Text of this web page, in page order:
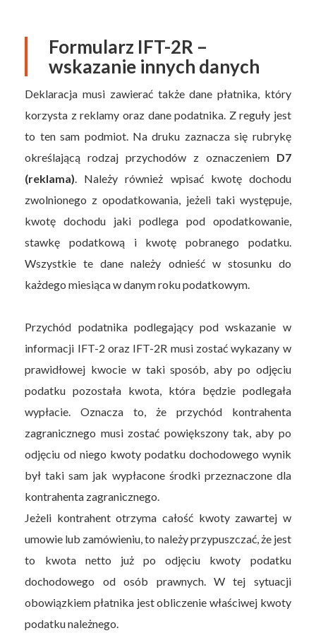
Formularz IFT-2R –
wskazanie innych danych
Deklaracja musi zawierać także dane płatnika, który
korzysta z reklamy oraz dane podatnika. Z reguły jest
to ten sam podmiot. Na druku zaznacza się rubrykę
określającą rodzaj przychodów z oznaczeniem D7
(reklama) . Należy również wpisać kwotę dochodu
zwolnionego z opodatkowania, jeżeli taki występuje,
kwotę dochodu jaki podlega pod opodatkowanie,
stawkę podatkową i kwotę pobranego podatku.
Wszystkie te dane należy odnieść w stosunku do
każdego miesiąca w danym roku podatkowym.
Przychód podatnika podlegający pod wskazanie w
informacji IFT-2 oraz IFT-2R musi zostać wykazany w
prawidłowej kwocie w taki sposób, aby po odjęciu
podatku pozostała kwota, która będzie podlegała
wypłacie. Oznacza to, że przychód kontrahenta
zagranicznego musi zostać powiększony tak, aby po
odjęciu od niego kwoty podatku dochodowego wynik
był taki sam jak wypłacone środki przeznaczone dla
kontrahenta zagranicznego.
Jeżeli kontrahent otrzyma całość kwoty zawartej w
umowie lub zamówieniu, to należy przypuszczać, że jest
to kwota netto już po odjęciu kwoty podatku
dochodowego od osób prawnych. W tej sytuacji
obowiązkiem płatnika jest obliczenie właściwej kwoty
podatku należnego.